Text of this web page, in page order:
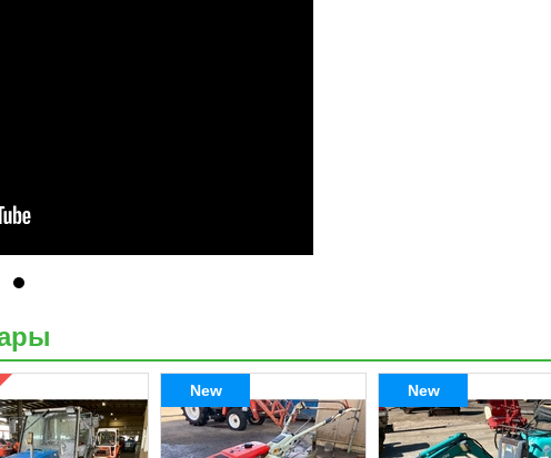
New New